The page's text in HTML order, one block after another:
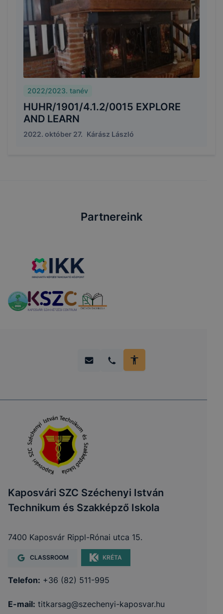
2022/2023. tanév
HUHR/1901/4.1.2/0015 EXPLORE
AND LEARN
2022. október 27. Kárász László
Partnereink
Kaposvári SZC Széchenyi István
Technikum és Szakképző Iskola
7400 Kaposvár Rippl-Rónai utca 15.
CLASSROOM KRÉTA
Telefon: +36 (82) 511-995
E-mail: titkarsag@szechenyi-kaposvar.hu